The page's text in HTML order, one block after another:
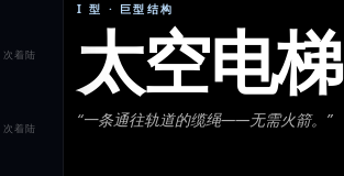
次着陆
次着陆
I 型 · 巨型结构
太空电梯
“一条通往轨道的缆绳——无需火箭。 ”